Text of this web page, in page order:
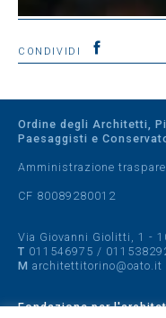
CONDIVIDI
Ordine degli Architetti,
Paesaggisti e
Amministrazione
CF 80089280012
Via Giovanni Giolitti, 1 -
T 011546975 /
M architettitorino@oato.it
Fondazione per